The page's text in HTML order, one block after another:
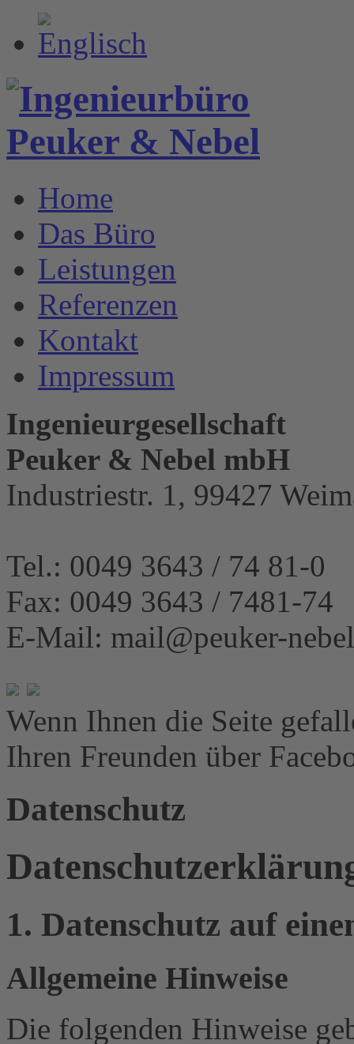
Home
Das Büro
Leistungen
Referenzen
Kontakt
Impressum
Ingenieurgesellschaft
Peuker & Nebel mbH
Industriestr. 1, 99427
Tel.: 0049 3643 / 74 81-0
Fax: 0049 3643 / 7481-74
E-Mail: mail@peuker-
Wenn Ihnen die Seite
Ihren Freunden über
Datenschutz
1. Datenschutz auf
Allgemeine Hinweise
Die folgenden Hinweise